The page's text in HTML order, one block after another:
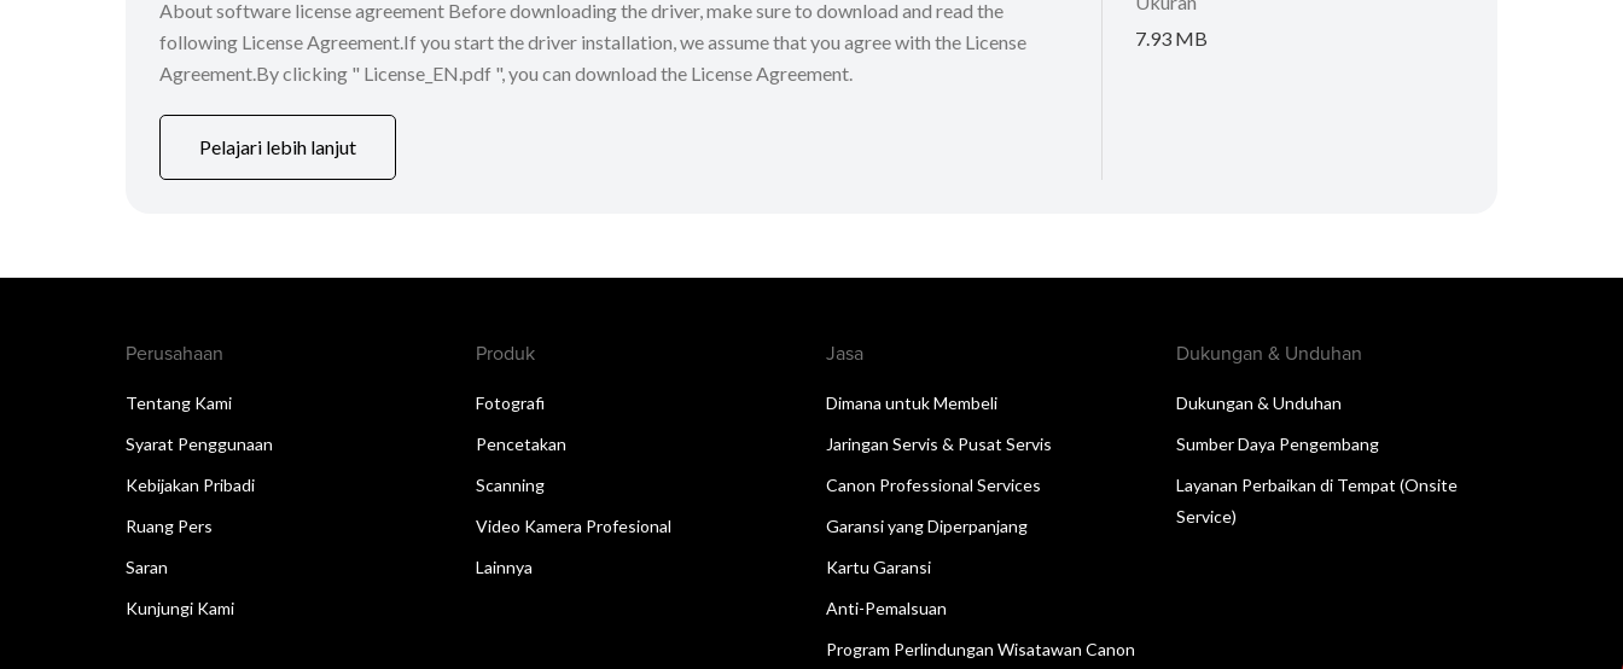
About software license agreement Before downloading the driver, make sure to download and read the
following License Agreement.If you start the driver installation, we assume that you agree with the License
Agreement.By clicking " License_EN.pdf ", you can download the License Agreement.
Pelajari lebih lanjut
7.93 MB
Perusahaan
Tentang Kami
Syarat Penggunaan
Kebijakan Pribadi
Ruang Pers
Saran
Kunjungi Kami
Produk
Fotografi
Pencetakan
Scanning
Video Kamera Profesional
Lainnya
Jasa
Dimana untuk Membeli
Jaringan Servis & Pusat Servis
Canon Professional Services
Garansi yang Diperpanjang
Kartu Garansi
Anti-Pemalsuan
Program Perlindungan Wisatawan Canon
Dukungan & Unduhan
Dukungan & Unduhan
Sumber Daya Pengembang
Layanan Perbaikan di Tempat (Onsite
Service)